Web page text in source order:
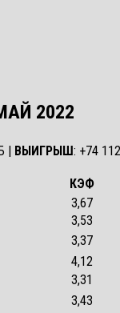
2022
| ВЫИГРЫШ: +74
КЭФ
3,67
3,53
3,37
4,12
3,31
3,43